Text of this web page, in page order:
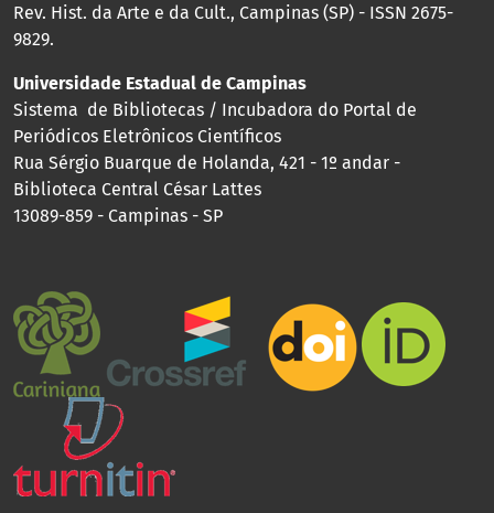
Rev. Hist. da Arte e da Cult., Campinas (SP) - ISSN 2675-
9829.
Universidade Estadual de Campinas
Sistema de Bibliotecas / Incubadora do Portal de
Periódicos Eletrônicos Científicos
Rua Sérgio Buarque de Holanda, 421 - 1º andar -
Biblioteca Central César Lattes
13089-859 - Campinas - SP